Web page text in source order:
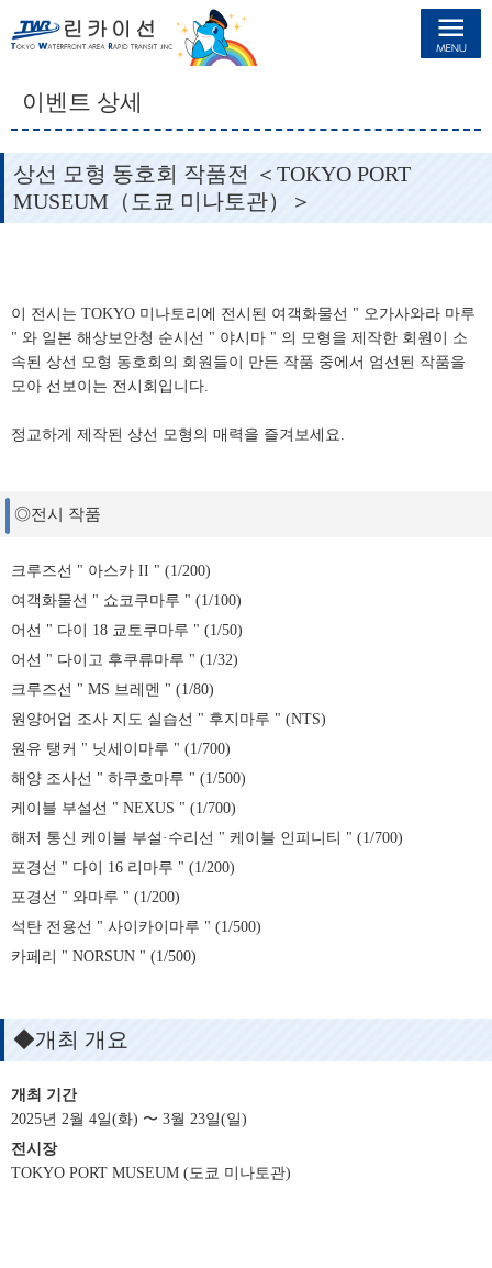
이벤트 상세
상선 모형 동호회 작품전 ＜TOKYO PORT
MUSEUM（도쿄 미나토관）＞
이 전시는 TOKYO 미나토리에 전시된 여객화물선 " 오가사와라 마루
" 와 일본 해상보안청 순시선 " 야시마 " 의 모형을 제작한 회원이 소
속된 상선 모형 동호회의 회원들이 만든 작품 중에서 엄선된 작품을
모아 선보이는 전시회입니다.
정교하게 제작된 상선 모형의 매력을 즐겨보세요.
◎전시 작품
크루즈선 " 아스카 II " (1/200)
여객화물선 " 쇼코쿠마루 " (1/100)
어선 " 다이 18 쿄토쿠마루 " (1/50)
어선 " 다이고 후쿠류마루 " (1/32)
크루즈선 " MS 브레멘 " (1/80)
원양어업 조사 지도 실습선 " 후지마루 " (NTS)
원유 탱커 " 닛세이마루 " (1/700)
해양 조사선 " 하쿠호마루 " (1/500)
케이블 부설선 " NEXUS " (1/700)
해저 통신 케이블 부설·수리선 " 케이블 인피니티 " (1/700)
포경선 " 다이 16 리마루 " (1/200)
포경선 " 와마루 " (1/200)
석탄 전용선 " 사이카이마루 " (1/500)
카페리 " NORSUN " (1/500)
◆개최 개요
개최 기간
2025년 2월 4일(화) 〜 3월 23일(일)
전시장
TOKYO PORT MUSEUM (도쿄 미나토관)